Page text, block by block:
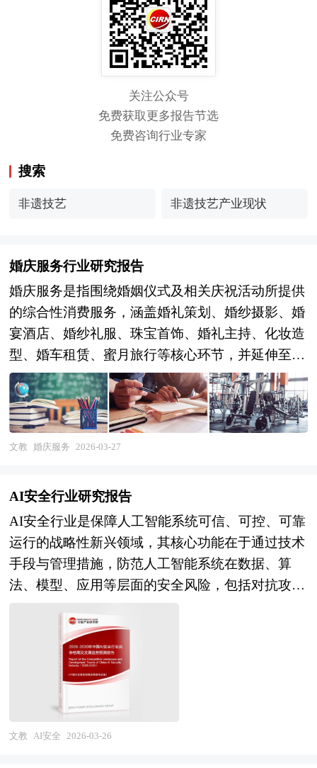
关注公众号
免费获取更多报告节选
免费咨询行业专家
搜索
非遗技艺 非遗技艺产业现状
婚庆服务行业研究报告
婚庆服务是指围绕婚姻仪式及相关庆祝活动所提供
的综合性消费服务，涵盖婚礼策划、婚纱摄影、婚
宴酒店、婚纱礼服、珠宝首饰、婚礼主持、化妆造
型、婚车租赁、蜜月旅行等核心环节，并延伸至婚
前筹备咨询、婚礼现场执行、婚后纪念服务等全周
期内容。作为典型的情感消费与仪式经济结合体，
婚庆服务行业具有单次消费金额高、决策链条长、
个性化需求突出、服务非标程度深等特征，其发展
群，婚庆服务已从传统的"四大金刚"（摄影、摄
像、化妆、主持）标配模式，向主题化定制、沉浸
式体验、数字化呈现方向演进，行业边界不断拓
展，与文旅、餐饮、美妆、智能家居等相关产业的
融合渗透持续加深。 当前，中国婚庆服务行业正
处于深度调整与价值重构的关键转型期。人口结构
层面，结婚登记人数连续多年下行，行业从增量扩
张转向存量深耕，客单价提升与复购价值挖掘成为
增长核心逻辑；消费行为层面，新一代新人呈现
出"重体验轻排场、重个性轻传统、重性价比轻品
牌"的鲜明特征，目的地婚礼、小型精致婚宴、国
潮中式婚礼等细分形态快速崛起，传统婚庆公司的
文教 婚庆服务 2026-03-27
AI安全行业研究报告
AI安全行业是保障人工智能系统可信、可控、可靠
运行的战略性新兴领域，其核心功能在于通过技术
手段与管理措施，防范人工智能系统在数据、算
法、模型、应用等层面的安全风险，包括对抗攻
击、数据投毒、模型窃取、偏见歧视、幻觉输出、
自主失控等威胁，确保AI技术符合伦理规范、法律
法规与社会价值观，为AI技术的规模化应用与产业
健康发展提供安全保障。从产业范畴来看，AI安全
行业涵盖上游基础技术与工具（对抗样本检测、模
型可解释性、隐私计算、安全芯片、可信执行环
境），中游安全产品与服务（AI安全测评平台、模
文教 AI安全 2026-03-26